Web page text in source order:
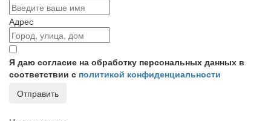
Адрес
Я даю согласие на обработку персональных данных в
соответствии с политикой конфиденциальности